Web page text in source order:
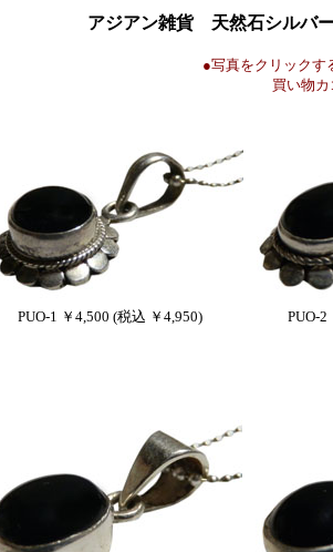
アジアン雑貨 天然石シルバ
●写真をクリックす
買い物
PUO-1 ￥4,500 (税込 ￥4,950) PUO-2